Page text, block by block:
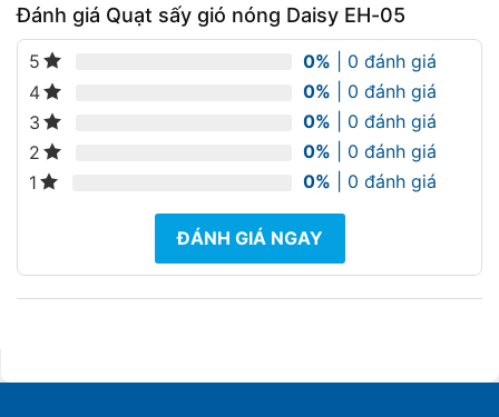
Đánh giá Quạt sấy gió nóng Daisy EH-05
5 0% | 0 đánh giá
4
0% | 0 đánh giá
3
0% | 0 đánh giá
2
0% | 0 đánh giá
1
0% | 0 đánh giá
ĐÁNH GIÁ NGAY